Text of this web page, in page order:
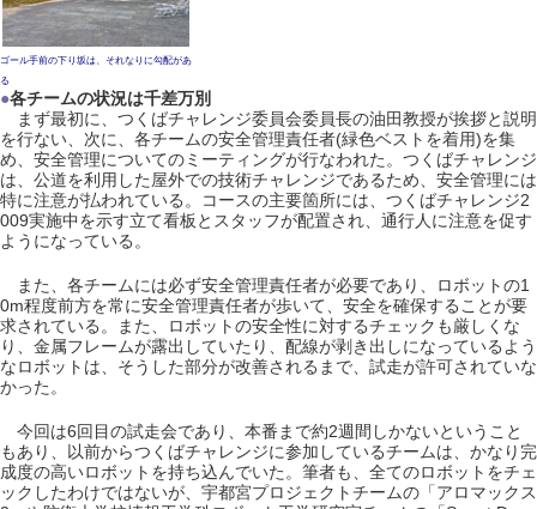
ゴール手前の下り坂は、それなりに勾配があ
る
●各チームの状況は千差万別
まず最初に、つくばチャレンジ委員会委員長の油田教授が挨拶と説明
を行ない、次に、各チームの安全管理責任者(緑色ベストを着用)を集
め、安全管理についてのミーティングが行なわれた。つくばチャレンジ
は、公道を利用した屋外での技術チャレンジであるため、安全管理には
特に注意が払われている。コースの主要箇所には、つくばチャレンジ2
009実施中を示す立て看板とスタッフが配置され、通行人に注意を促す
ようになっている。
また、各チームには必ず安全管理責任者が必要であり、ロボットの1
0m程度前方を常に安全管理責任者が歩いて、安全を確保することが要
求されている。また、ロボットの安全性に対するチェックも厳しくな
り、金属フレームが露出していたり、配線が剥き出しになっているよう
なロボットは、そうした部分が改善されるまで、試走が許可されていな
かった。
今回は6回目の試走会であり、本番まで約2週間しかないということ
もあり、以前からつくばチャレンジに参加しているチームは、かなり完
成度の高いロボットを持ち込んでいた。筆者も、全てのロボットをチェ
ックしたわけではないが、宇都宮プロジェクトチームの「アロマックス